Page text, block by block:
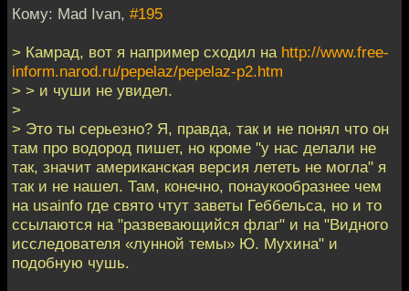
Кому: Mad Ivan, #195
> Камрад, вот я например сходил на http://www.free-
inform.narod.ru/pepelaz/pepelaz-p2.htm
> > и чуши не увидел.
>
> Это ты серьезно? Я, правда, так и не понял что он
там про водород пишет, но кроме "у нас делали не
так, значит американская версия лететь не могла" я
так и не нашел. Там, конечно, понаукообразнее чем
на usainfo где свято чтут заветы Геббельса, но и то
ссылаются на "развевающийся флаг" и на "Видного
исследователя «лунной темы» Ю. Мухина" и
подобную чушь.